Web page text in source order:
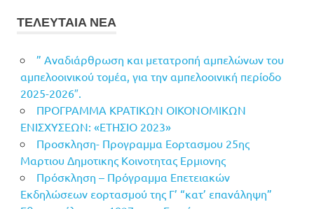
ΤΕΛΕΥΤΑΙΑ ΝΕΑ
” Αναδιάρθρωση και μετατροπή αμπελώνων του
αμπελοοινικού τομέα, για την αμπελοοινική περίοδο
2025-2026″.
ΠΡΟΓΡΑΜΜΑ ΚΡΑΤΙΚΩΝ ΟΙΚΟΝΟΜΙΚΩΝ
ΕΝΙΣΧΥΣΕΩΝ: «ΕΤΗΣΙΟ 2023»
Προσκληση- Προγραμμα Εορτασμου 25ης
Μαρτιου Δημοτικης Κοινοτητας Ερμιονης
Πρόσκληση – Πρόγραμμα Επετειακών
Εκδηλώσεων εορτασμού της Γ’ “κατ’ επανάληψη”